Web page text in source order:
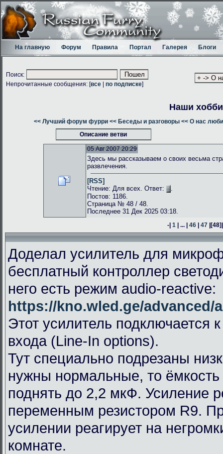
На главную Форум Правила Портал Галерея Блоги
Поиск:
Непрочитанные сообщения: [все по подписке]
Наши хобби
<< Лучший форум фурри << Беседы и разговоры << О нас
Описание ветви
05 Авг 2007 20:29
Здесь мы рассказываем о своих весьма
развлечения.
[RSS]
Чтение: Для всех. Ответ:
.
Постов: 1186.
Страница № 48 / 48.
Последнее 31 Дек 2025 03:18.
-| 1 | ... | 46 | 47 |[48]
Доделал усилитель для
бесплатный контроллер
него есть режим audio-reactive:
https://kno.wled.ge/advanced/
Этот усилитель подключается
входа (Line-In options).
Тут специально подрезаны
нужны нормальные, то
поднять до 2,2 мкФ. Усиление
переменным резистором R9.
усилении реагирует на
комнате.